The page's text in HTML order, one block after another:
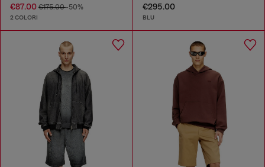
€87.00 €175.00-50%
2 COLORI
€295.00
BLU